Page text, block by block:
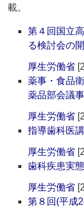
載。
第４回国立
る検討会の
厚生労働省
薬事・食品
薬品部会議
厚生労働省
指導歯科医
厚生労働省
歯科疾患実
厚生労働省
第８回(平成